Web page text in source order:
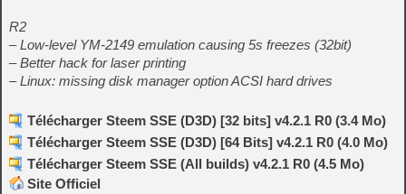
R2
– Low-level YM-2149 emulation causing 5s freezes (32bit)
– Better hack for laser printing
– Linux: missing disk manager option ACSI hard drives
Télécharger Steem SSE (D3D) [32 bits] v4.2.1 R0 (3.4 Mo)
Télécharger Steem SSE (D3D) [64 Bits] v4.2.1 R0 (4.0 Mo)
Télécharger Steem SSE (All builds) v4.2.1 R0 (4.5 Mo)
Site Officiel